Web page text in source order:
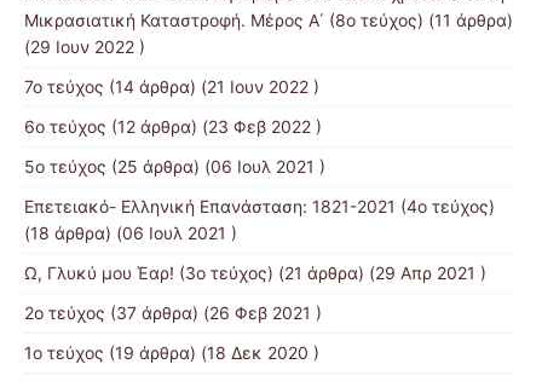
Μικρασιατική Καταστροφή. Μέρος Α΄ (8ο τεύχος) (11 άρθρα)
(29 Ιουν 2022 )
7o τεύχος (14 άρθρα) (21 Ιουν 2022 )
6ο τεύχος (12 άρθρα) (23 Φεβ 2022 )
5ο τεύχος (25 άρθρα) (06 Ιουλ 2021 )
Επετειακό- Ελληνική Επανάσταση: 1821-2021 (4ο τεύχος)
(18 άρθρα) (06 Ιουλ 2021 )
Ω, Γλυκύ μου Έαρ! (3ο τεύχος) (21 άρθρα) (29 Απρ 2021 )
2o τεύχος (37 άρθρα) (26 Φεβ 2021 )
1ο τεύχος (19 άρθρα) (18 Δεκ 2020 )